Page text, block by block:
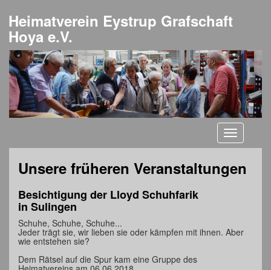
Heimatverein Eystrup Grafschaft
Hoya e.V.
Toggle
Unsere früheren Veranstaltungen
Besichtigung der Lloyd Schuhfarik
in Sulingen
Schuhe, Schuhe, Schuhe...
Jeder trägt sie, wir lieben sie oder kämpfen mit ihnen. Aber
wie entstehen sie?
Dem Rätsel auf die Spur kam eine Gruppe des